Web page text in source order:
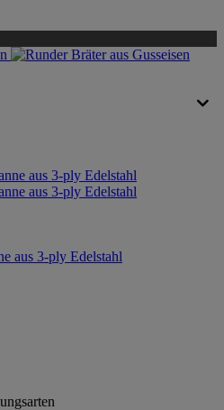
aus 3-ply Edelstahl